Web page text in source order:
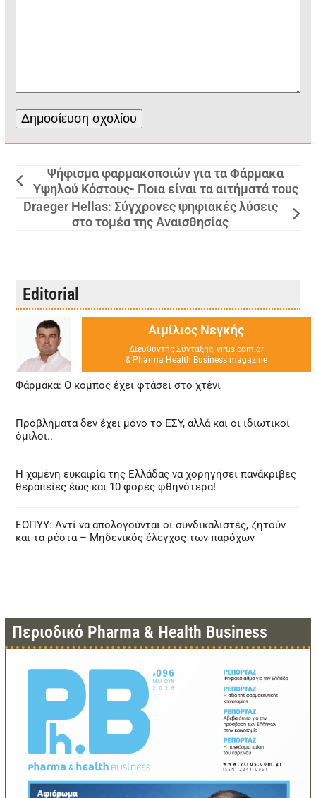
Ψήφισμα φαρμακοποιών για τα Φάρμακα
Υψηλού Κόστους- Ποια είναι τα αιτήματά τους
Draeger Hellas: Σύγχρονες ψηφιακές λύσεις
στο τομέα της Αναισθησίας
Editorial
Αιμίλιος Νεγκής
Διευθυντής Σύνταξης, virus.com.gr
& Pharma Health Business magazine
Φάρμακα: Ο κόμπος έχει φτάσει στο χτένι
Προβλήματα δεν έχει μόνο το ΕΣΥ, αλλά και οι ιδιωτικοί
όμιλοι..
Η χαμένη ευκαιρία της Ελλάδας να χορηγήσει πανάκριβες
θεραπείες έως και 10 φορές φθηνότερα!
ΕΟΠΥΥ: Αντί να απολογούνται οι συνδικαλιστές, ζητούν
και τα ρέστα – Μηδενικός έλεγχος των παρόχων
Περιοδικό Pharma & Health Business